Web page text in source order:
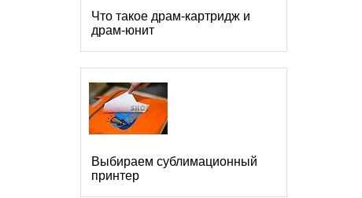
Что такое драм-картридж и
драм-юнит
Выбираем сублимационный
принтер